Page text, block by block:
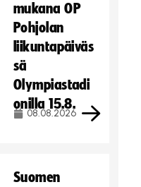
mukana OP
Pohjolan
liikuntapäiväs
sä
Olympiastadi
onilla 15.8.
08.08.2026
Suomen